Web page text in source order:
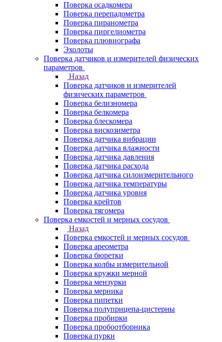
Поверка осадкомера
Поверка перепадометра
Поверка пиранометра
Поверка пиргелиометра
Поверка плювиографа
Эхолоты
Поверка датчиков и измерителей физических
параметров
Назад
Поверка датчиков и измерителей
физических параметров
Поверка белизномера
Поверка белкомера
Поверка блескомера
Поверка вискозиметра
Поверка датчика вибрации
Поверка датчика влажности
Поверка датчика давления
Поверка датчика расхода
Поверка датчика силоизмерительного
Поверка датчика температуры
Поверка датчика уровня
Поверка крейтов
Поверка тягомера
Поверка емкостей и мерных сосудов
Назад
Поверка емкостей и мерных сосудов
Поверка ареометра
Поверка бюретки
Поверка колбы измерительной
Поверка кружки мерной
Поверка мензурки
Поверка мерника
Поверка пипетки
Поверка полуприцепа-цистерны
Поверка пробирки
Поверка пробоотборника
Поверка пурки